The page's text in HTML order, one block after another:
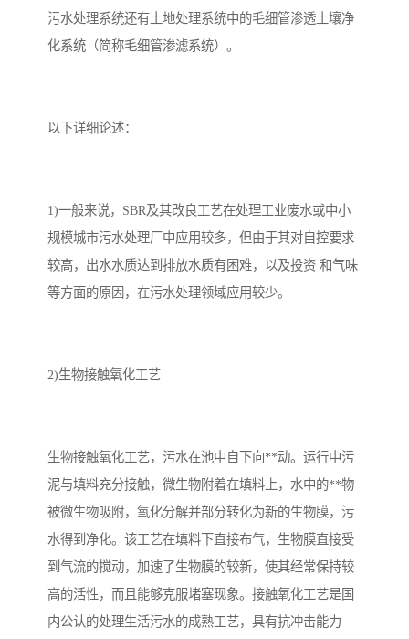
污水处理系统还有土地处理系统中的毛细管渗透土壤净
化系统（简称毛细管渗滤系统）。
以下详细论述：
1)一般来说，SBR及其改良工艺在处理工业废水或中小
规模城市污水处理厂中应用较多，但由于其对自控要求
较高，出水水质达到排放水质有困难，以及投资 和气味
等方面的原因，在污水处理领域应用较少。
2)生物接触氧化工艺
生物接触氧化工艺，污水在池中自下向**动。运行中污
泥与填料充分接触，微生物附着在填料上，水中的**物
被微生物吸附，氧化分解并部分转化为新的生物膜，污
水得到净化。该工艺在填料下直接布气，生物膜直接受
到气流的搅动，加速了生物膜的较新，使其经常保持较
高的活性，而且能够克服堵塞现象。接触氧化工艺是国
内公认的处理生活污水的成熟工艺，具有抗冲击能力
风景区生活污水处理一体 一体化污水处理设备
成套生活污水处理设备
金属配件洗涤污水处理设 小型一体化污水处理设备
微动力污水处理设备 集中式生活污水处理设备
净水设备反渗透 奶制品加工污水处理设备
喷漆污水处理设备 污水处理设备设备生产厂
家
屠宰场一体化污水处设备
生产厂家
餐厨垃圾污水处理设备
洗车污水处理设备 变电站污水处理设备
熟食厂污水处理设备 美容院一体化污水处理设